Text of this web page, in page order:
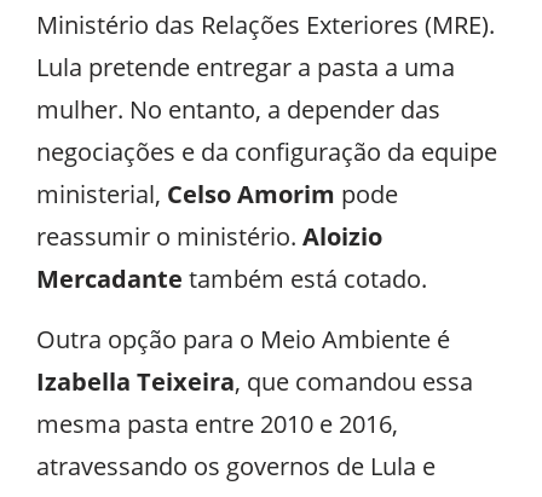
Ministério das Relações Exteriores (MRE).
Lula pretende entregar a pasta a uma
mulher. No entanto, a depender das
negociações e da configuração da equipe
ministerial, Celso Amorim pode
reassumir o ministério. Aloizio
Mercadante também está cotado.
Outra opção para o Meio Ambiente é
Izabella Teixeira, que comandou essa
mesma pasta entre 2010 e 2016,
atravessando os governos de Lula e